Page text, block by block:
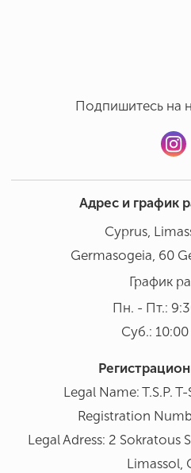
Подпишитесь на
Адрес и график
Cyprus,
Germasogeia, 60
График
Пн. - Пт.:
Суб.:
Legal Name: T.S.P.
Registration
Legal Adress: 2 Sokratous
Limassol,